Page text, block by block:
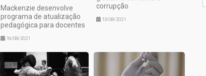
Mackenzie desenvolve
programa de atualização
pedagógica para docentes
16/08/2021
corrupção
13/08/2021